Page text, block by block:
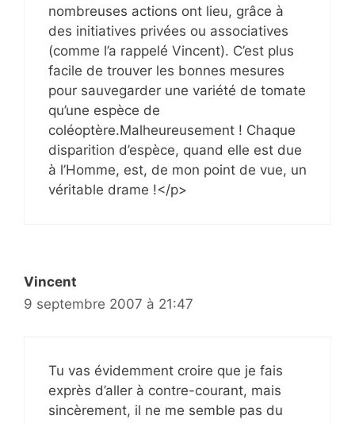
nombreuses actions ont lieu, grâce à
des initiatives privées ou associatives
(comme l’a rappelé Vincent). C’est plus
facile de trouver les bonnes mesures
pour sauvegarder une variété de tomate
qu’une espèce de
coléoptère.Malheureusement ! Chaque
disparition d’espèce, quand elle est due
à l’Homme, est, de mon point de vue, un
véritable drame !</p>
Vincent
9 septembre 2007 à 21:47
Tu vas évidemment croire que je fais
exprès d’aller à contre-courant, mais
sincèrement, il ne me semble pas du